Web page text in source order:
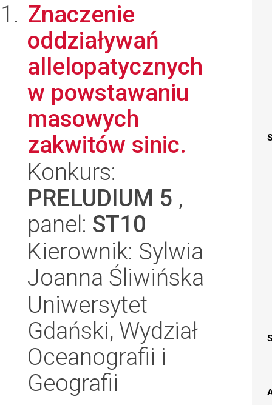
Znaczenie
oddziaływań
allelopatycznych
w powstawaniu
masowych
zakwitów sinic.
Konkurs:
PRELUDIUM 5 ,
panel: ST10
Kierownik: Sylwia
Joanna Śliwińska
Uniwersytet
Gdański, Wydział
Oceanografii i
Geografii